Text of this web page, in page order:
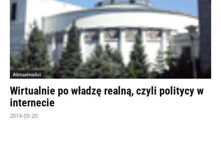
Aktualności
Wirtualnie po władzę realną, czyli politycy w
internecie
2014-05-20